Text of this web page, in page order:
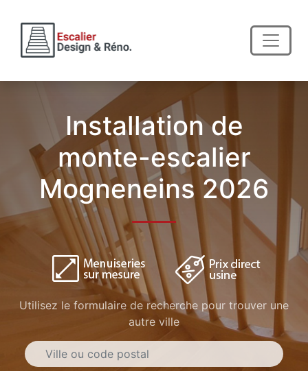
Installation de
monte-escalier
Mogneneins 2026
Utilisez le formulaire de recherche pour trouver une
autre ville